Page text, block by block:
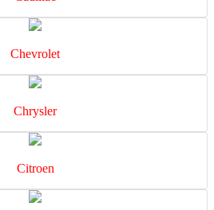
Chevrolet
Chrysler
Citroen